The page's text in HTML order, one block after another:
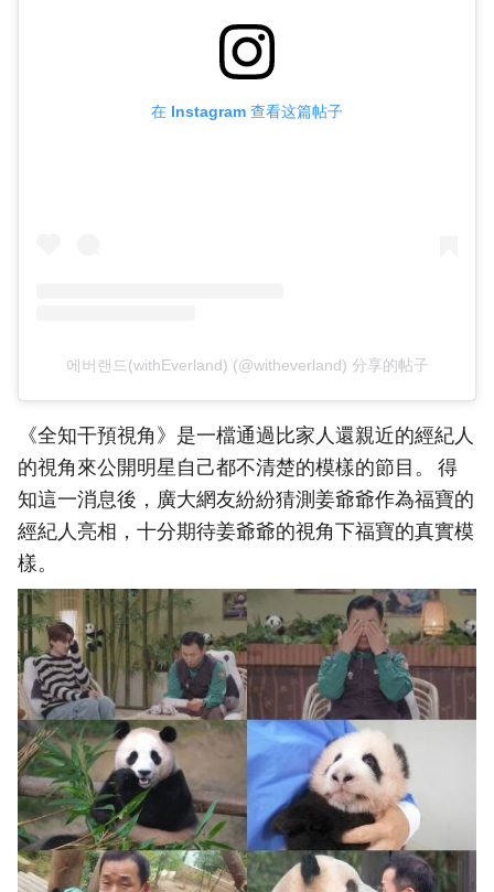
在 Instagram 查看这篇帖子
에버랜드(withEverland) (@witheverland) 分享的帖子
《全知干預視角》是一檔通過比家人還親近的經紀人
的視角來公開明星自己都不清楚的模樣的節目。 得
知這一消息後，廣大網友紛紛猜測姜爺爺作為福寶的
經紀人亮相，十分期待姜爺爺的視角下福寶的真實模
樣。